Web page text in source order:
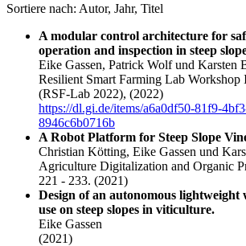
Sortiere nach: Autor, Jahr, Titel
A modular control architecture for
operation and inspection in steep
Eike Gassen, Patrick Wolf und Karsten
Resilient Smart Farming Lab Workshop
(RSF-Lab 2022), (2022)
https://dl.gi.de/items/a6a0df50-81f9-
8946c6b0716b
A Robot Platform for Steep Slope
Christian Kötting, Eike Gassen und
Agriculture Digitalization and Organic
221 - 233. (2021)
Design of an autonomous
use on steep slopes in viticulture.
Eike Gassen
(2021)